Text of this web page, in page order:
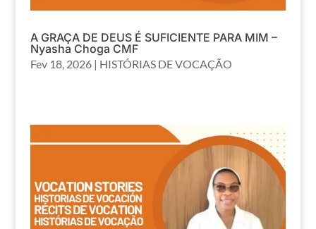
A GRAÇA DE DEUS É SUFICIENTE PARA MIM –
Nyasha Choga CMF
Fev 18, 2026| HISTÓRIAS DE VOCAÇÃO